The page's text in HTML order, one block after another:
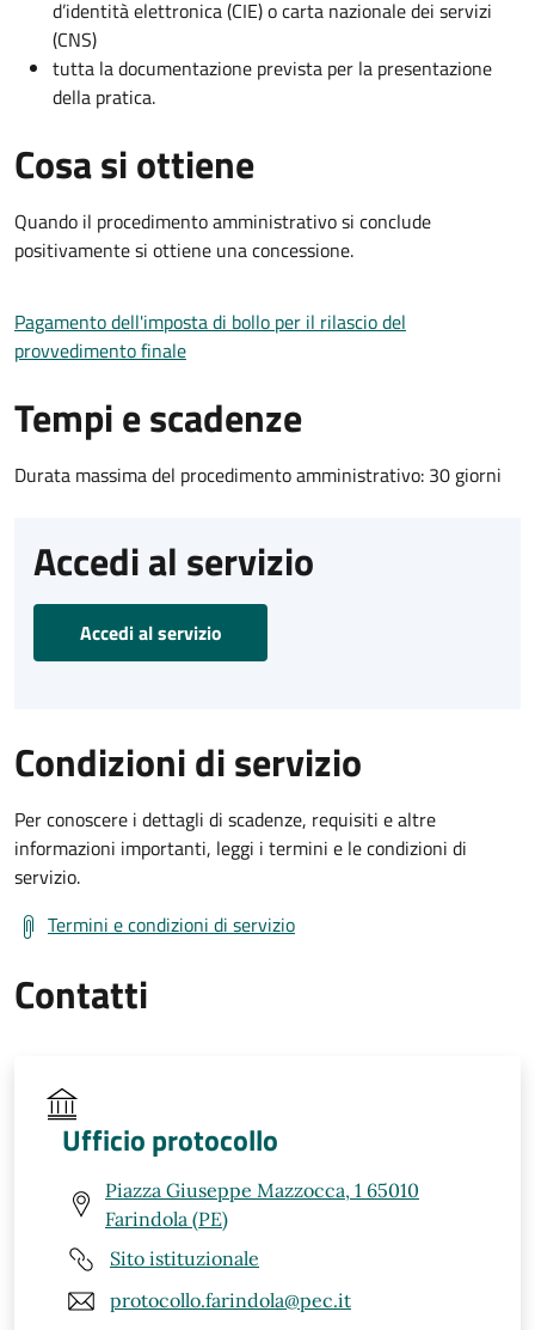
d’identità elettronica (CIE) o carta nazionale dei servizi
(CNS)
tutta la documentazione prevista per la presentazione
della pratica.
Cosa si ottiene
Quando il procedimento amministrativo si conclude
positivamente si ottiene una concessione.
Pagamento dell'imposta di bollo per il rilascio del
provvedimento finale
Tempi e scadenze
Durata massima del procedimento amministrativo: 30 giorni
Accedi al servizio
Accedi al servizio
Condizioni di servizio
Per conoscere i dettagli di scadenze, requisiti e altre
informazioni importanti, leggi i termini e le condizioni di
servizio.
Termini e condizioni di servizio
Contatti
Ufficio protocollo
Piazza Giuseppe Mazzocca, 1 65010
Farindola (PE)
Sito istituzionale
protocollo.farindola@pec.it